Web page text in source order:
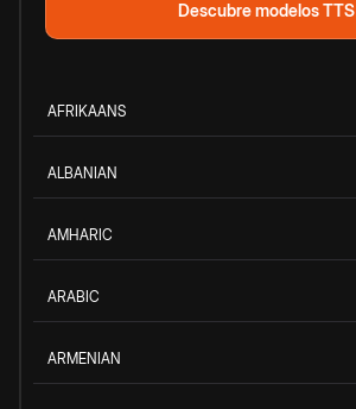
Descubre modelos TTS
AFRIKAANS
ALBANIAN
AMHARIC
ARABIC
ARMENIAN